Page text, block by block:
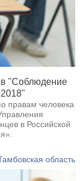
"Соблюдение
правам человека
в Российской
область